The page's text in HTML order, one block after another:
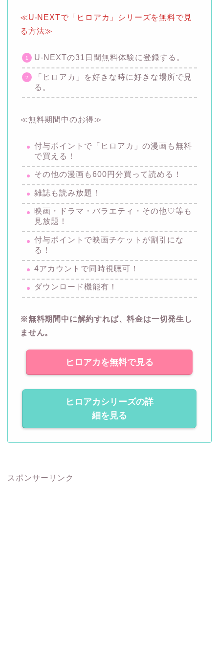
≪U-NEXTで「ヒロアカ」シリーズを無料で見
る方法≫
U-NEXTの31日間無料体験に登録する。
「ヒロアカ」を好きな時に好きな場所で見
る。
≪無料期間中のお得≫
付与ポイントで「ヒロアカ」の漫画も無料
で買える！
その他の漫画も600円分買って読める！
雑誌も読み放題！
映画・ドラマ・バラエティ・その他♡等も
見放題！
付与ポイントで映画チケットが割引にな
る！
4アカウントで同時視聴可！
ダウンロード機能有！
※無料期間中に解約すれば、料金は一切発生し
ません。
ヒロアカを無料で見る
ヒロアカシリーズの詳
細を見る
スポンサーリンク